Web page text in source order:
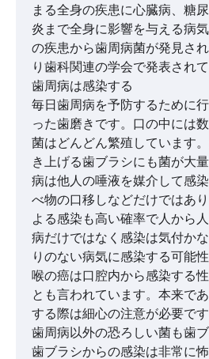
まる全身の疾患に心臓病、糖
炎まで全身に影響を与える病
の疾患から歯周病菌が発見さ
り歯科関連の学会で発表され
歯周病は感染する
毎日歯周病を予防するために
った歯磨きです。口の中には
菌はどんどん繁殖しています
き上げる歯ブラシにも菌が大
病は他人の唾液を媒介して感
べ物の口移しなどだけではあ
よる感染も高い確率で人から
病だけではなく感染は気付か
りのない病気に感染する可能
喉の癌は口腔内から感染する
とも言われています。本来で
する際は細心の注意が必要です
歯周病以外の恐ろしい菌も歯
歯ブラシからの感染は非常に